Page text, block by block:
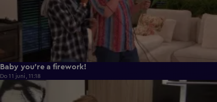
Baby you're a firework!
Do 11 juni, 11:18
0:43